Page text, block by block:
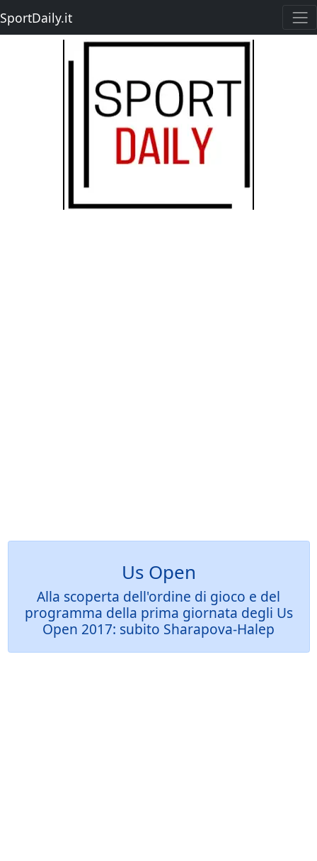
SportDaily.it
Us Open
Alla scoperta dell'ordine di gioco e del
programma della prima giornata degli Us
Open 2017: subito Sharapova-Halep